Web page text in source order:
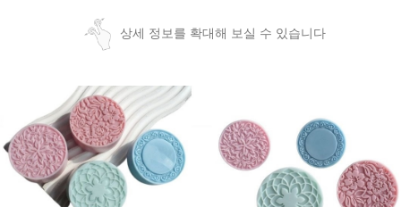
상세 정보를 확대해 보실 수 있습니다